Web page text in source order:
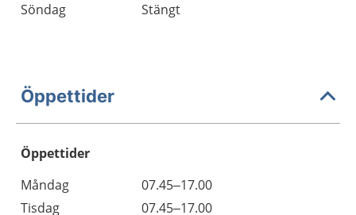
Söndag
Stängt
Öppettider
Öppettider
Dag
Öppettider
Kommentarer
Måndag
07.45–17.00
Tisdag
07.45–17.00